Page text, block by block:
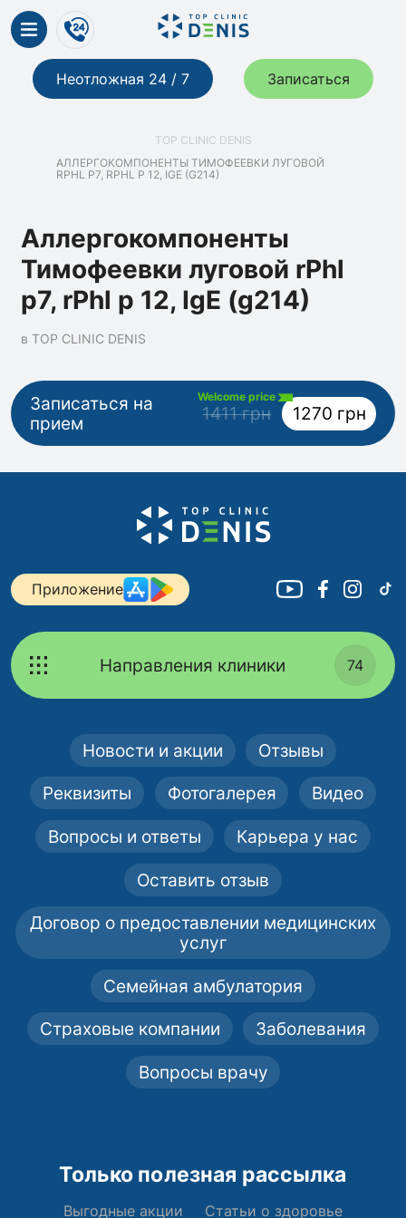
Неотложная 24 / 7 Записаться
TOP CLINIC DENIS
АЛЛЕРГОКОМПОНЕНТЫ ТИМОФЕЕВКИ ЛУГОВОЙ
RPHL P7, RPHL P 12, IGE (G214)
Аллергокомпоненты
Тимофеевки луговой rPhl
p7, rPhl p 12, IgE (g214)
в TOP CLINIC DENIS
Записаться на
прием
Welcome price
1411 грн 1270 грн
Приложение
Направления клиники 74
Новости и акции Отзывы
Реквизиты Фотогалерея Видео
Вопросы и ответы Карьера у нас
Оставить отзыв
Договор о предоставлении медицинских
услуг
Семейная амбулатория
Страховые компании Заболевания
Вопросы врачу
Только полезная рассылка
Выгодные акции Статьи о здоровье